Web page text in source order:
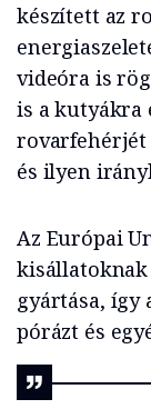
készített az
videóra is
is a kutyákra
rovarfehérjét
és ilyen
Az Európai
gyártása, így
pórázt és